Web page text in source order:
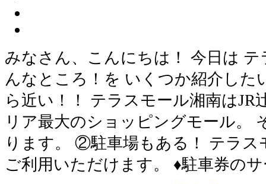
みなさん、こんにちは！ 今日は
んなところ！を いくつか紹介し
ら近い！！ テラスモール湘南はJR
リア最大のショッピングモール。
ります。 ②駐車場もある！ テラス
ご利用いただけます。 ♦駐車券の